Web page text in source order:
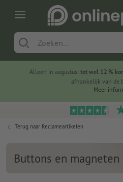
Alleen in augustus: tot wel 12 %
afhankelijk van de
Meer
Terug naar Reclameartikelen
Buttons en magneten